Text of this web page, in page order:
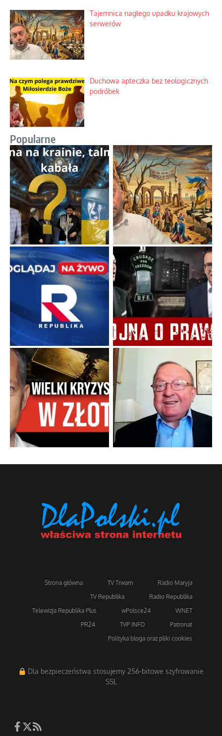
Tajemnica nagłego upadku krajowych
serwerów
Duchowa apteczka bez teologicznych
podróbek
Popularne
Strona główna TV Trwam
Radio Maryja
TV Republika
Radio Republika
Telewizja Republika Plus
wPolsce24
WNET
PR24
TVP INFO
Patronat
Polityka bloga oraz pliki cookies
Dla bezpieczeństwa stosujemy 256-bitowe szyfrowanie
SSL